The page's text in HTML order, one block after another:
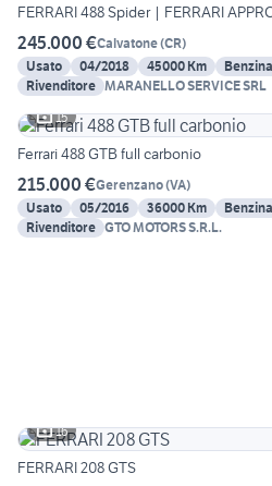
FERRARI 488 Spider | FERRARI
245.000 €Calvatone(CR)
Usato
04/2018 45000 Km Benzina
Rivenditore MARANELLO SERVICE SRL
15
Ferrari 488 GTB full carbonio
215.000 €Gerenzano(VA)
Usato
05/2016 36000 Km Benzina
Rivenditore GTO MOTORS S.R.L.
16
FERRARI 208 GTS